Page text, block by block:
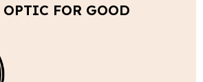
FOR GOOD